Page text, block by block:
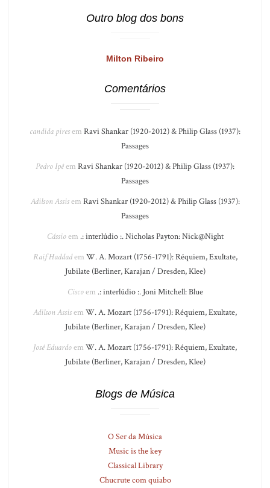
Outro blog dos bons
Milton Ribeiro
Comentários
candida piresem Ravi Shankar (1920-2012) & Philip Glass (1937):
Passages
Pedro Ipêem Ravi Shankar (1920-2012) & Philip Glass (1937):
Passages
Adilson Assisem Ravi Shankar (1920-2012) & Philip Glass (1937):
Passages
Cássioem .: interlúdio :. Nicholas Payton: Nick@Night
Raif Haddadem W. A. Mozart (1756-1791): Réquiem, Exultate,
Jubilate (Berliner, Karajan / Dresden, Klee)
Ciscoem .: interlúdio :. Joni Mitchell: Blue
Adilson Assisem W. A. Mozart (1756-1791): Réquiem, Exultate,
Jubilate (Berliner, Karajan / Dresden, Klee)
José Eduardoem W. A. Mozart (1756-1791): Réquiem, Exultate,
Jubilate (Berliner, Karajan / Dresden, Klee)
Blogs de Música
O Ser da Música
Music is the key
Classical Library
Chucrute com quiabo